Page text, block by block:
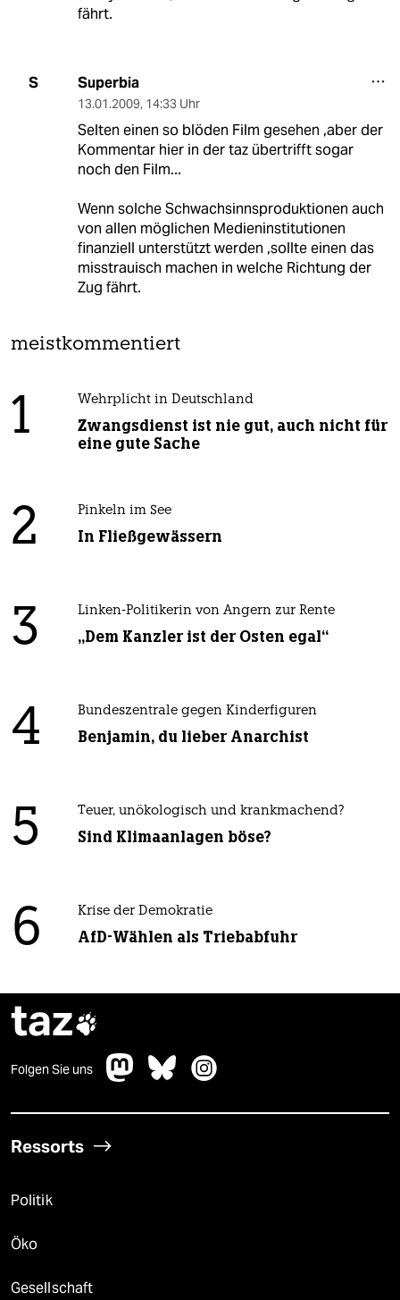
fährt.
S Superbia
13.01.2009, 14:33 Uhr
Selten einen so blöden Film gesehen ,aber der
Kommentar hier in der taz übertrifft sogar
noch den Film...
Wenn solche Schwachsinnsproduktionen auch
von allen möglichen Medieninstitutionen
finanziell unterstützt werden ,sollte einen das
misstrauisch machen in welche Richtung der
Zug fährt.
meistkommentiert
1 Wehrplicht in Deutschland
Zwangsdienst ist nie gut, auch nicht für
eine gute Sache
2 Pinkeln im See
In Fließgewässern
3 Linken-Politikerin von Angern zur Rente
„Dem Kanzler ist der Osten egal“
4 Bundeszentrale gegen Kinderfiguren
Benjamin, du lieber Anarchist
5 Teuer, unökologisch und krankmachend?
Sind Klimaanlagen böse?
6 Krise der Demokratie
AfD-Wählen als Triebabfuhr
taz
Folgen Sie uns
Ressorts
Politik
Öko
Gesellschaft